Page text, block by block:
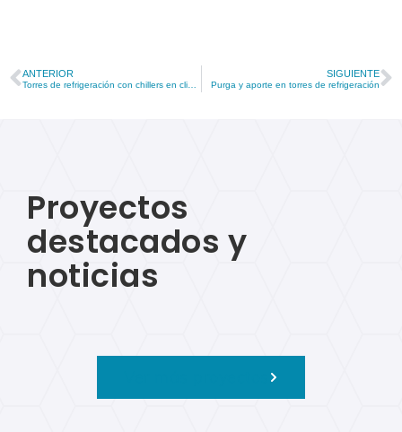
ANTERIOR
Torres de refrigeración con chillers en climatización HVAC
SIGUIENTE
Purga y aporte en torres de refrigeración
Proyectos
destacados y
noticias